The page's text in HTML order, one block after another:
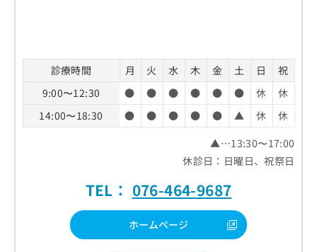
診療時間 月 火 水 木 金 土 日
祝
9:00〜12:30
● ● ● ● ● ● 休
休
14:00〜18:30
● ● ● ● ● ▲ 休
休
▲…13:30〜17:00
休診日：日曜日、祝祭日
TEL： 076-464-9687
ホームページ